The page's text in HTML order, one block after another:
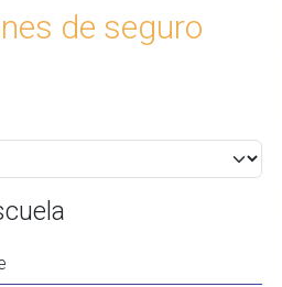
de seguro